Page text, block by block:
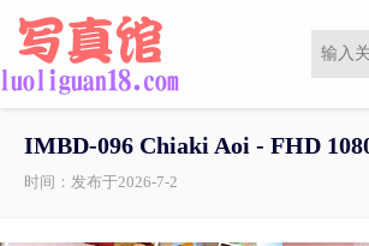
IMBD-096 Chiaki Aoi - FHD
时间：发布于2026-7-2